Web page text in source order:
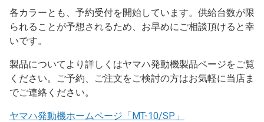
各カラーとも、予約受付を開始しています。供給台数が限
られることが予想されるため、お早めにご相談頂けると幸
いです。
製品についてより詳しくはヤマハ発動機製品ページをご覧
ください。ご予約、ご注文をご検討の方はお気軽に当店ま
でご連絡ください。
ヤマハ発動機ホームページ「MT-10/SP」